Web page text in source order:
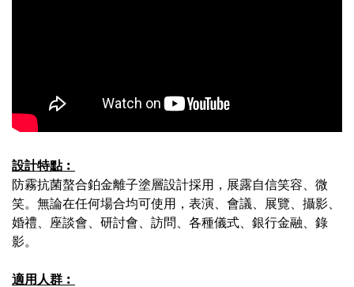
設計特點︰
防霧抗菌螯合鉑金離子塗層設計採用，展露自信笑容、微
笑。無論在任何場合均可使用，表演、會議、展覽、攝影、
婚禮、座談會、研討會、訪問、各種儀式、銀行金融、錄
影。
適用人群︰